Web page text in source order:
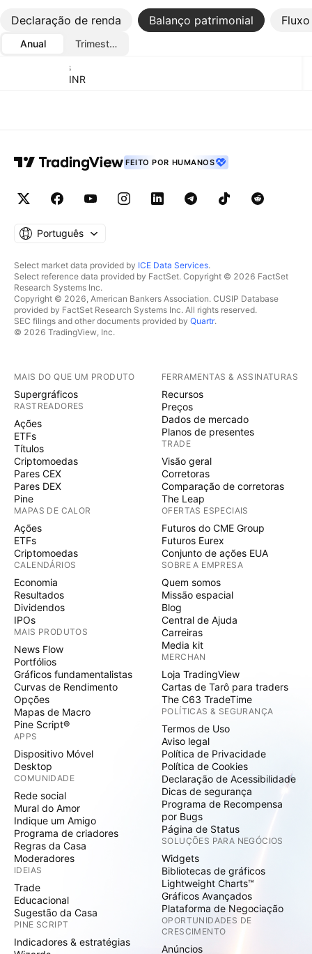
Declaração de renda Balanço patrimonial
Anual
Trimestral
Métricas
Moeda: INR
FEITO POR HUMANOS
Português
Select market data provided by ICE Data Services.
Select reference data provided by FactSet. Copyright © 2026 FactSet
Research Systems Inc.
Copyright © 2026, American Bankers Association. CUSIP Database
provided by FactSet Research Systems Inc. All rights reserved.
SEC filings and other documents provided by Quartr.
© 2026 TradingView, Inc.
MAIS DO QUE UM PRODUTO
Supergráficos
RASTREADORES
Ações
ETFs
Títulos
Criptomoedas
Pares CEX
Pares DEX
Pine
MAPAS DE CALOR
Ações
ETFs
Criptomoedas
CALENDÁRIOS
Economia
Resultados
Dividendos
IPOs
MAIS PRODUTOS
News Flow
Portfólios
Gráficos fundamentalistas
Curvas de Rendimento
Opções
Mapas de Macro
Pine Script®
APPS
Dispositivo Móvel
Desktop
COMUNIDADE
Rede social
Mural do Amor
Indique um Amigo
Programa de criadores
Regras da Casa
Moderadores
IDEIAS
Trade
Educacional
Sugestão da Casa
PINE SCRIPT
Indicadores & estratégias
FERRAMENTAS & ASSINATURAS
Recursos
Preços
Dados de mercado
Planos de presentes
TRADE
Visão geral
Corretoras
Comparação de corretoras
The Leap
OFERTAS ESPECIAIS
Futuros do CME Group
Futuros Eurex
Conjunto de ações EUA
SOBRE A EMPRESA
Quem somos
Missão espacial
Blog
Central de Ajuda
Carreiras
Media kit
MERCHAN
Loja TradingView
Cartas de Tarô para traders
The C63 TradeTime
POLÍTICAS & SEGURANÇA
Termos de Uso
Aviso legal
Política de Privacidade
Política de Cookies
Declaração de Acessibilidade
Dicas de segurança
Programa de Recompensa
por Bugs
Página de Status
SOLUÇÕES PARA NEGÓCIOS
Widgets
Bibliotecas de gráficos
Lightweight Charts™
Gráficos Avançados
Plataforma de Negociação
OPORTUNIDADES DE
CRESCIMENTO
Anúncios